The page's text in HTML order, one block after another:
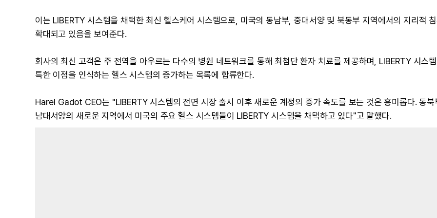
이는 LIBERTY 시스템을 채택한 최신 헬스케어 시스템으로, 미국의 동남부, 중대서양 및 북동부 지역에서의 지리적
확대되고 있음을 보여준다.
회사의 최신 고객은 주 전역을 아우르는 다수의 병원 네트워크를 통해 최첨단 환자 치료를 제공하며, LIBERTY 시스
특한 이점을 인식하는 헬스 시스템의 증가하는 목록에 합류한다.
Harel Gadot CEO는 "LIBERTY 시스템의 전면 시장 출시 이후 새로운 계정의 증가 속도를 보는 것은 흥미롭다. 동북
남대서양의 새로운 지역에서 미국의 주요 헬스 시스템들이 LIBERTY 시스템을 채택하고 있다"고 말했다.